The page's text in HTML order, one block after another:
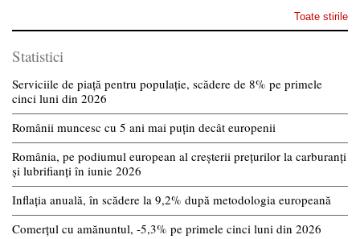
Toate stirile
Statistici
Serviciile de piață pentru populație, scădere de 8% pe primele
cinci luni din 2026
Românii muncesc cu 5 ani mai puțin decât europenii
România, pe podiumul european al creșterii prețurilor la carburanți
și lubrifianți în iunie 2026
Inflația anuală, în scădere la 9,2% după metodologia europeană
Comerțul cu amănuntul, -5,3% pe primele cinci luni din 2026